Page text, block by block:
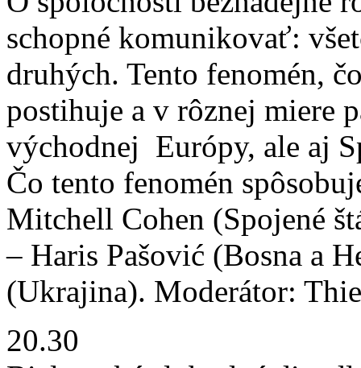
schopné komunikovať:
druhých. Tento fenomén,
postihuje a v rôznej miere
východnej Európy, ale aj
Čo tento fenomén
Mitchell Cohen (Spojené
– Haris Pašović (Bosna a
(Ukrajina). Moderátor:
20.30